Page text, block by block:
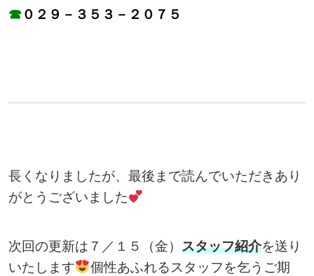
☎０２９－３５３－２０７５
長くなりましたが、最後まで読んでいただきあり
がとうございました
次回の更新は７／１５（金） スタッフ紹介を送り
いたします
個性あふれるスタッフを乞うご期